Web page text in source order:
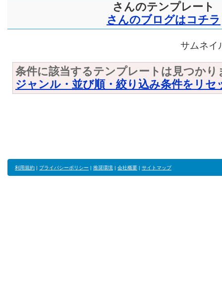
さんのテンプレート
さんのブログはコチラ
サムネイ
条件に該当するテンプレートは見つかり
ジャンル・並び順・絞り込み条件をリセ
利用規約 | プライバシーポリシー | 推奨環境 | 会社概要 | サイトマップ